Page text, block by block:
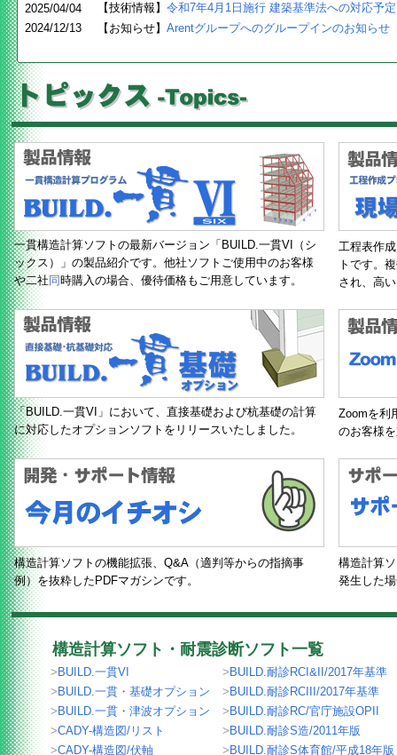
2025/04/04
【技術情報】 令和7年4月1日施行 建築基準法への対応予定
2024/12/13
【お知らせ】 Arentグループへのグループインのお知らせ
一貫構造計算ソフトの最新バージョン「BUILD.一貫VI（シ
ックス）」の製品紹介です。他社ソフトご使用中のお客様
や二社 同時購入の場合、優待価格もご用意しています。
工程表作
トです。
され、高
「BUILD.一貫VI」において、直接基礎および杭基礎の計算
に対応したオプションソフトをリリースいたしました。
Zoomを利
のお客様
構造計算ソフトの機能拡張、Q&A（適判等からの指摘事
例）を抜粋したPDFマガシンです。
構造計算
発生した
構造計算ソフト・耐震診断ソフト一覧
> BUILD.一貫VI > BUILD.耐診RCI&II/2017年基準
> BUILD.一貫・基礎オプション > BUILD.耐診RCIII/2017年基準
> BUILD.一貫・津波オプション > BUILD.耐診RC/官庁施設OPII
>CADY-構造図/リスト > BUILD.耐診S造/2011年版
>CADY-構造図/伏軸 > BUILD.耐診S体育館/平成18年版